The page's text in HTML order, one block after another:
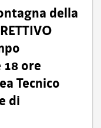
della
ore
Tecnico
di